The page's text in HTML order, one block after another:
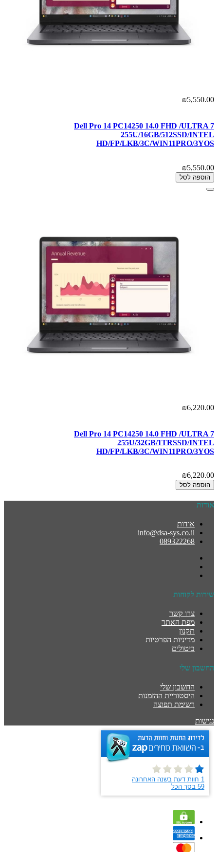
₪5,550.00
Dell Pro 14 PC14250 14.0 FHD /ULTRA 7
255U/16GB/512SSD/INTEL
HD/FP/LKB/3C/WIN11PRO/3YOS
₪5,550.00
הוספה לסל
₪6,220.00
Dell Pro 14 PC14250 14.0 FHD /ULTRA 7
255U/32GB/1TRSSD/INTEL
HD/FP/LKB/3C/WIN11PRO/3YOS
₪6,220.00
הוספה לסל
אודות
אודות
info@dsa-sys.co.il
089322268
שירות לקוחות
צרו קשר
מפת האתר
תקנון
מדיניות הפרטיות
ביטולים
החשבון שלי
החשבון שלי
היסטוריית ההזמנות
רשימת תפוצה
נגישות